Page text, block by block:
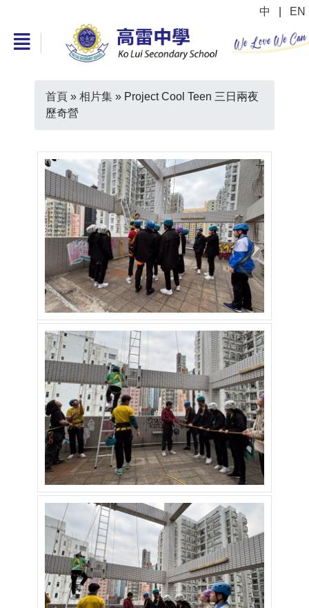
中 EN
首頁 » 相片集 » Project Cool Teen 三日兩夜
歷奇營